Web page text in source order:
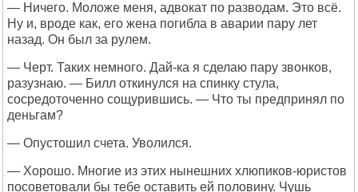
— Ничего. Моложе меня, адвокат по разводам. Это всё.
Ну и, вроде как, его жена погибла в аварии пару лет
назад. Он был за рулем.
— Черт. Таких немного. Дай-ка я сделаю пару звонков,
разузнаю. — Билл откинулся на спинку стула,
сосредоточенно сощурившись. — Что ты предпринял по
деньгам?
— Опустошил счета. Уволился.
— Хорошо. Многие из этих нынешних хлюпиков-юристов
посоветовали бы тебе оставить ей половину. Чушь